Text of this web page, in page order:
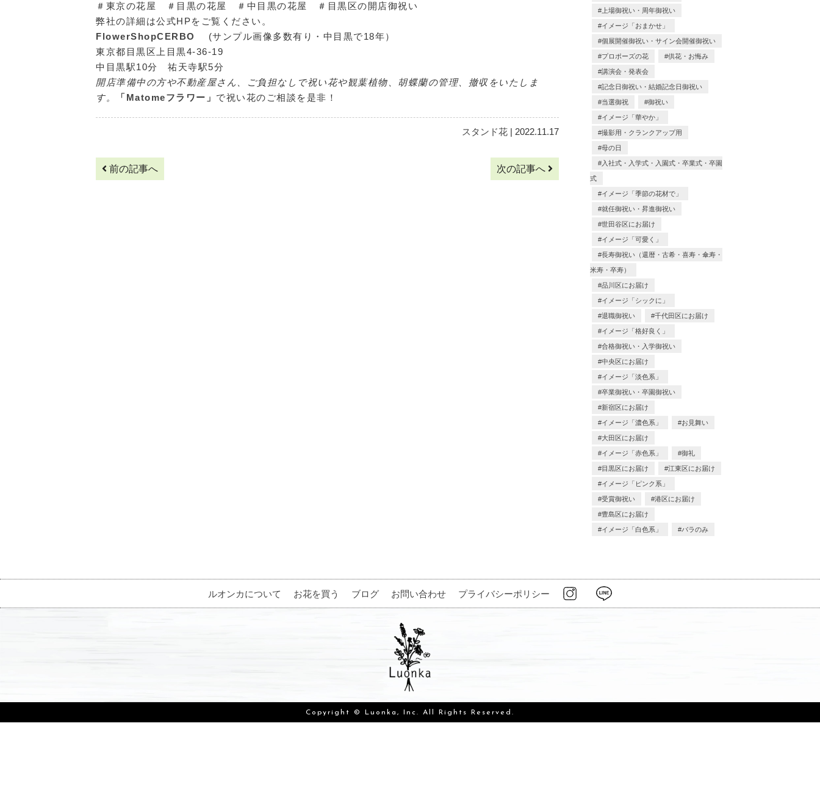
＃東京の花屋 ＃目黒の花屋 ＃中目黒の花屋 ＃目黒区の開店御祝い
弊社の詳細は公式HPをご覧ください。
FlowerShopCERBO
(サンプル画像多数有り・中目黒で18年）
東京都目黒区上目黒4-36-19
中目黒駅10分 祐天寺駅5分
開店準備中の方や不動産屋さん、ご負担なしで祝い花や観葉植物、胡蝶蘭の管理、撤収をいたしま
す。
「Matomeフラワー」 で祝い花のご相談を是非！
スタンド花| 2022.11.17
前の記事へ 次の記事へ
上場御祝い・周年御祝い
イメージ「おまかせ」
個展開催御祝い・サイン会開催御祝い
プロポーズの花 供花・お悔み
講演会・発表会
記念日御祝い・結婚記念日御祝い
当選御祝 御祝い
イメージ「華やか」
撮影用・クランクアップ用
母の日
入社式・入学式・入園式・卒業式・卒園
式
イメージ「季節の花材で」
就任御祝い・昇進御祝い
世田谷区にお届け
イメージ「可愛く」
長寿御祝い（還暦・古希・喜寿・傘寿・
米寿・卒寿）
品川区にお届け
イメージ「シックに」
退職御祝い 千代田区にお届け
イメージ「格好良く」
合格御祝い・入学御祝い
中央区にお届け
イメージ「淡色系」
卒業御祝い・卒園御祝い
新宿区にお届け
イメージ「濃色系」 お見舞い
大田区にお届け
イメージ「赤色系」 御礼
目黒区にお届け 江東区にお届け
イメージ「ピンク系」
受賞御祝い 港区にお届け
豊島区にお届け
イメージ「白色系」 バラのみ
ルオンカについて お花を買う ブログ お問い合わせ プライバシーポリシー
Copyright © Luonka, Inc. All Rights Reserved.